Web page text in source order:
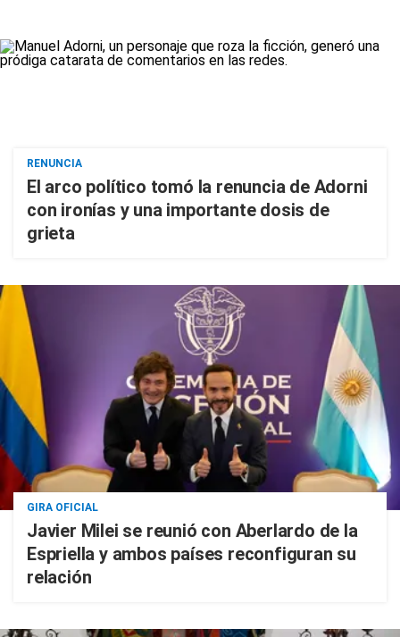
RENUNCIA
El arco político tomó la renuncia de Adorni
con ironías y una importante dosis de
grieta
GIRA OFICIAL
Javier Milei se reunió con Aberlardo de la
Espriella y ambos países reconfiguran su
relación